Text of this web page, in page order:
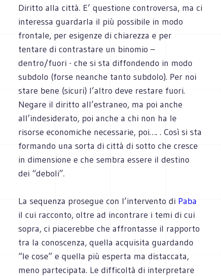
Diritto alla città. E’ questione controversa, ma ci
interessa guardarla il più possibile in modo
frontale, per esigenze di chiarezza e per
tentare di contrastare un binomio –
dentro/fuori - che si sta diffondendo in modo
subdolo (forse neanche tanto subdolo). Per noi
stare bene (sicuri) l’altro deve restare fuori.
Negare il diritto all’estraneo, ma poi anche
all’indesiderato, poi anche a chi non ha le
risorse economiche necessarie, poi…. . Così si sta
formando una sorta di città di sotto che cresce
in dimensione e che sembra essere il destino
dei “deboli”.
La sequenza prosegue con l’intervento di Paba
il cui racconto, oltre ad incontrare i temi di cui
sopra, ci piacerebbe che affrontasse il rapporto
tra la conoscenza, quella acquisita guardando
“le cose” e quella più esperta ma distaccata,
meno partecipata. Le difficoltà di interpretare